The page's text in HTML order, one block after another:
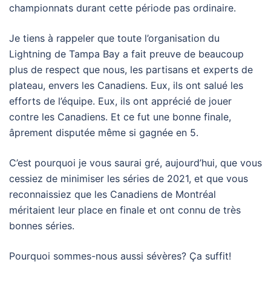
championnats durant cette période pas ordinaire.
Je tiens à rappeler que toute l’organisation du
Lightning de Tampa Bay a fait preuve de beaucoup
plus de respect que nous, les partisans et experts de
plateau, envers les Canadiens. Eux, ils ont salué les
efforts de l’équipe. Eux, ils ont apprécié de jouer
contre les Canadiens. Et ce fut une bonne finale,
âprement disputée même si gagnée en 5.
C’est pourquoi je vous saurai gré, aujourd’hui, que vous
cessiez de minimiser les séries de 2021, et que vous
reconnaissiez que les Canadiens de Montréal
méritaient leur place en finale et ont connu de très
bonnes séries.
Pourquoi sommes-nous aussi sévères? Ça suffit!